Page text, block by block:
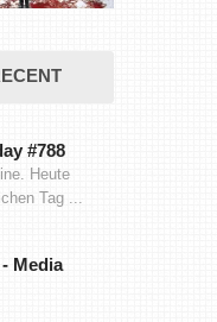
#788
Heute
Tag ...
- Media